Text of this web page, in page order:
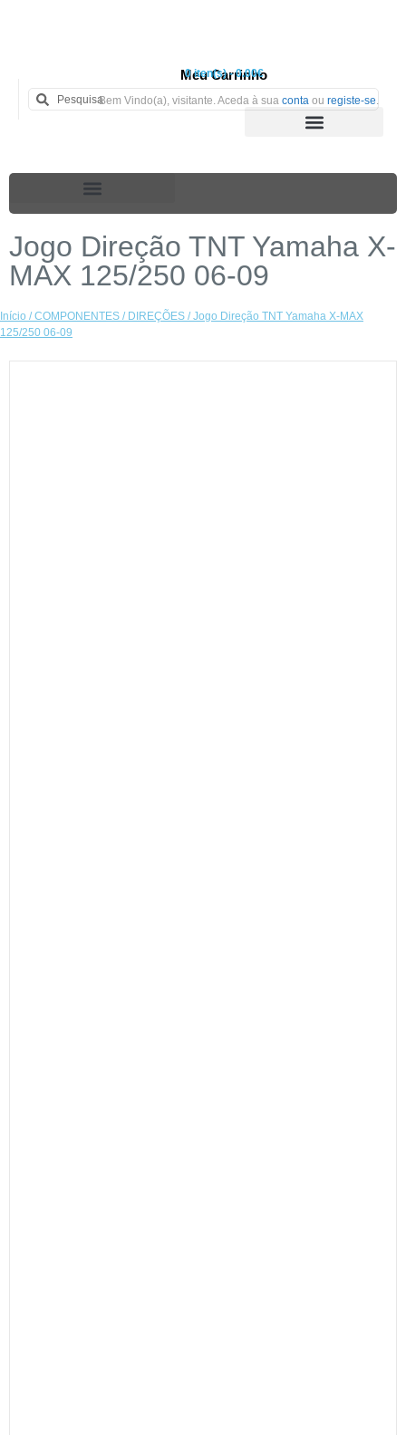
Meu Carrinho
0 iten(s) - 0.00€
Bem Vindo(a), visitante. Aceda à sua conta ou registe-se.
Jogo Direção TNT Yamaha X-
MAX 125/250 06-09
Início /COMPONENTES / DIREÇÕES / Jogo Direção TNT Yamaha X-MAX
125/250 06-09